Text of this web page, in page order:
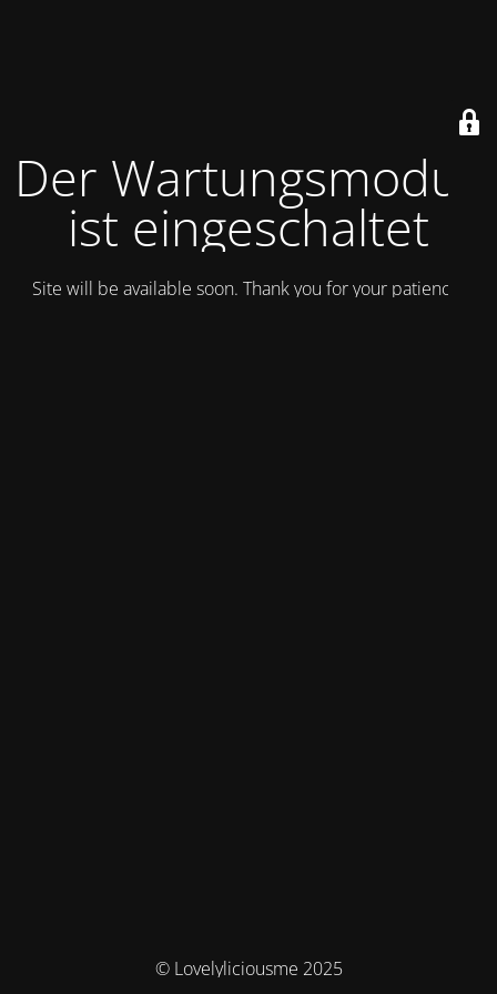
Der Wartungsmodus
ist eingeschaltet
Site will be available soon. Thank you for your patience!
© Lovelyliciousme 2025